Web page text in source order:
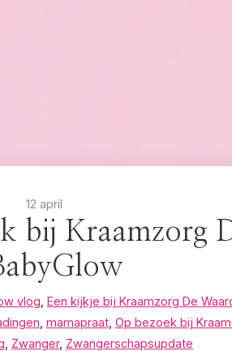
12 april
bij Kraamzorg
vlog Een kijkje bij Kraamzorg De
mamapraat, Op bezoek bij
Zwanger, Zwangerschapsupdate